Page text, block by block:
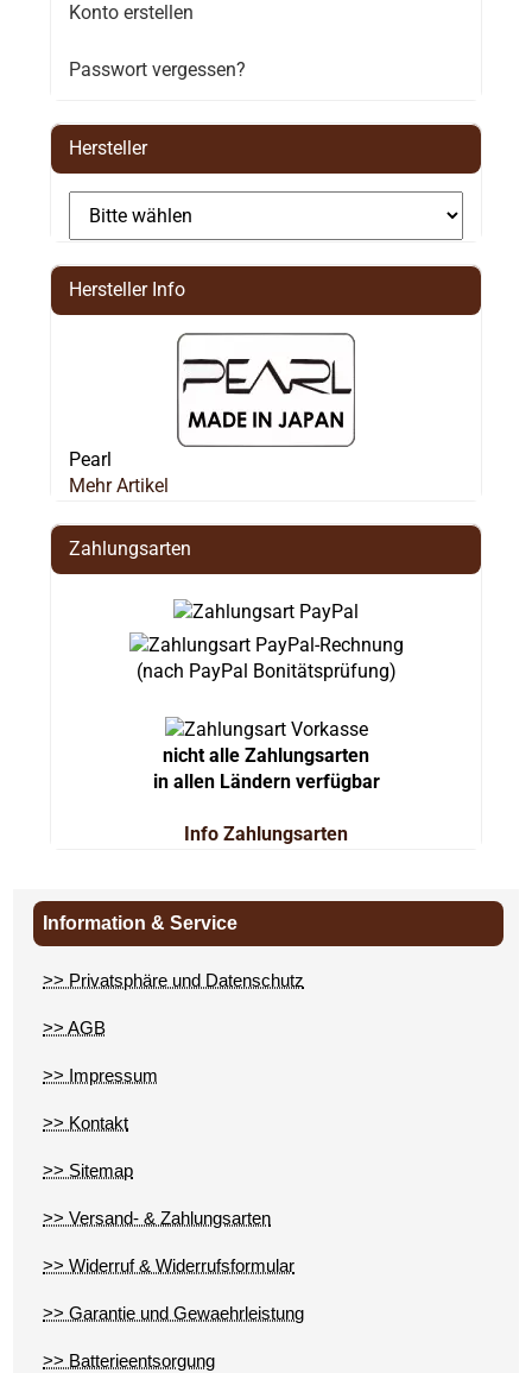
Konto erstellen
Passwort vergessen?
Hersteller
Hersteller Info
Pearl
Mehr Artikel
Zahlungsarten
(nach PayPal Bonitätsprüfung)
nicht alle Zahlungsarten
in allen Ländern verfügbar
Info Zahlungsarten
Information & Service
>> Privatsphäre und Datenschutz
>> AGB
>> Impressum
>> Kontakt
>> Sitemap
>> Versand- & Zahlungsarten
>> Widerruf & Widerrufsformular
>> Garantie und Gewaehrleistung
>> Batterieentsorgung